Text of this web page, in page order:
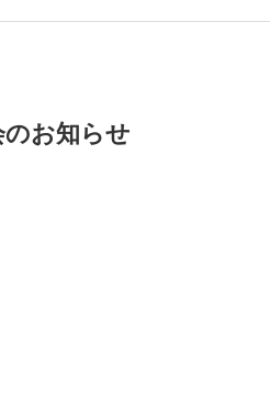
お知らせ